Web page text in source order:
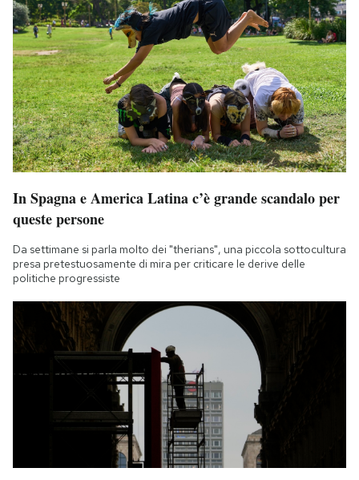
In Spagna e America Latina c’è grande scandalo per
queste persone
Da settimane si parla molto dei "therians", una piccola sottocultura
presa pretestuosamente di mira per criticare le derive delle
politiche progressiste